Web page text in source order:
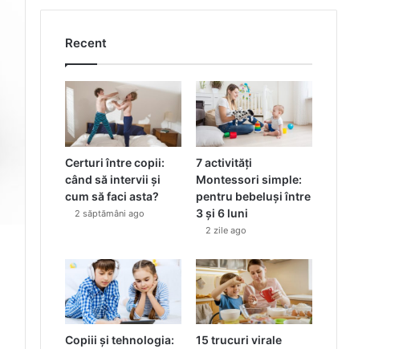
Recent
Certuri între copii:
când să intervii și
cum să faci asta?
2 săptămâni ago
7 activități
Montessori simple:
pentru bebeluși între
3 și 6 luni
2 zile ago
Copiii și tehnologia:
15 trucuri virale